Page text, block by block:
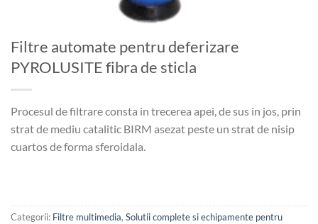
Filtre automate pentru deferizare
PYROLUSITE fibra de sticla
Procesul de filtrare consta in trecerea apei, de sus in jos, prin
strat de mediu catalitic BIRM asezat peste un strat de nisip
cuartos de forma sferoidala.
Categorii: Filtre multimedia, Solutii complete si echipamente pentru